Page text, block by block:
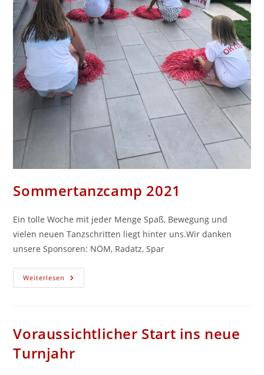
Sommertanzcamp 2021
Ein tolle Woche mit jeder Menge Spaß, Bewegung und
vielen neuen Tanzschritten liegt hinter uns.Wir danken
unsere Sponsoren: NÖM, Radatz, Spar
Weiterlesen Sommertanzcamp
2021
Voraussichtlicher Start ins neue
Turnjahr